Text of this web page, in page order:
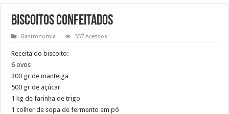
Biscoitos confeitados
Gastronomia 557 Acessos
Receita do biscoito:
6 ovos
300 gr de manteiga
500 gr de açúcar
1 kg de farinha de trigo
1 colher de sopa de fermento em pó